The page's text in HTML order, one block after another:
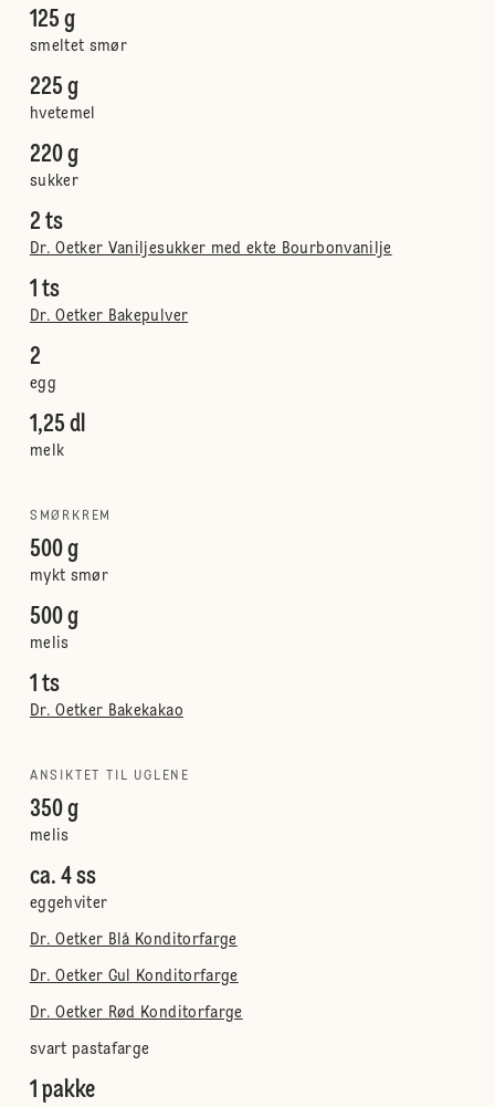
125 g
smeltet smør
225 g
hvetemel
220 g
sukker
2 ts
Dr. Oetker Vaniljesukker med ekte Bourbonvanilje
1 ts
Dr. Oetker Bakepulver
2
egg
1,25 dl
melk
SMØRKREM
500 g
mykt smør
500 g
melis
1 ts
Dr. Oetker Bakekakao
ANSIKTET TIL UGLENE
350 g
melis
ca. 4 ss
eggehviter
Dr. Oetker Blå Konditorfarge
Dr. Oetker Gul Konditorfarge
Dr. Oetker Rød Konditorfarge
svart pastafarge
1 pakke